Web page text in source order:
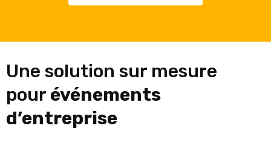
Une solution sur mesure
pour événements
d’entreprise